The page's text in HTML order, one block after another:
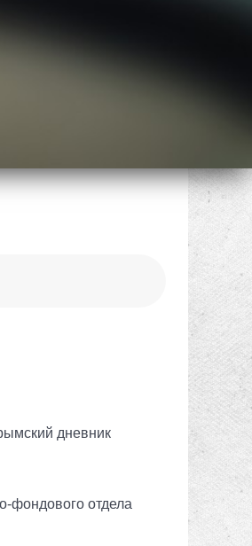
дневник
фондового отдела